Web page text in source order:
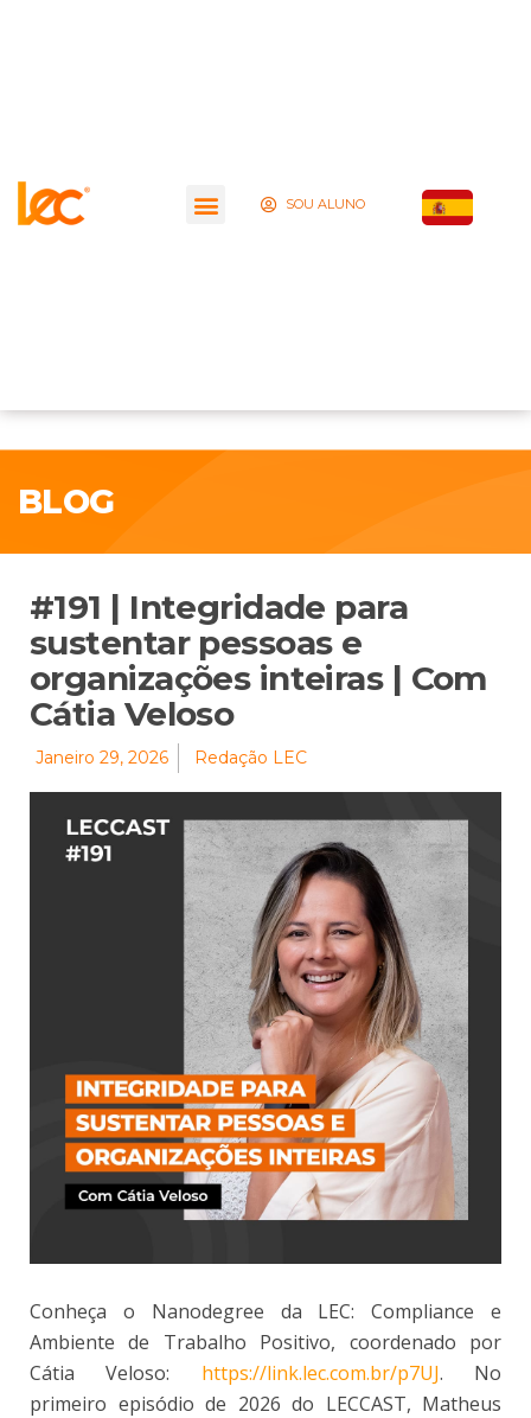
SOU ALUNO
BLOG
#191 | Integridade para
sustentar pessoas e
organizações inteiras | Com
Cátia Veloso
Janeiro 29, 2026 Redação LEC
Conheça o Nanodegree da LEC: Compliance e
Ambiente de Trabalho Positivo, coordenado por
Cátia Veloso: https://link.lec.com.br/p7UJ. No
primeiro episódio de 2026 do LECCAST, Matheus